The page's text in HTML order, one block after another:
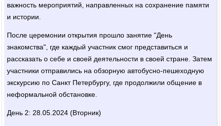
важность мероприятий, направленных на сохранение памяти
и истории.
После церемонии открытия прошло занятие "День
знакомства", где каждый участник смог представиться и
рассказать о себе и своей деятельности в своей стране. Затем
участники отправились на обзорную автобусно-пешеходную
экскурсию по Санкт Петербургу, где продолжили общение в
неформальной обстановке.
День 2: 28.05.2024 (Вторник)